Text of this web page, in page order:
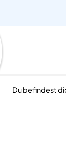
Du befindest